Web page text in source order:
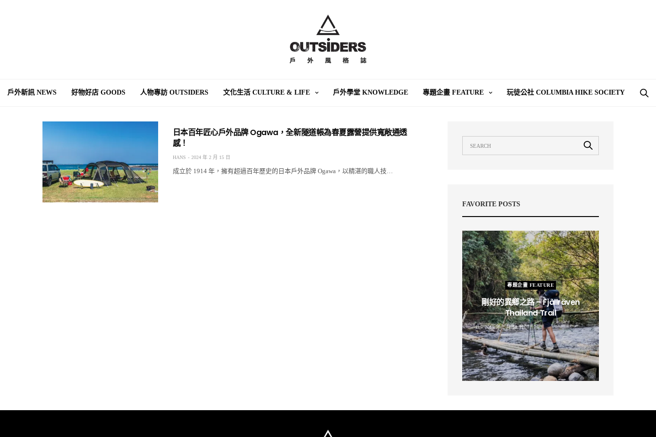
戶外新訊 NEWS 好物好店 GOODS 人物專訪 OUTSIDERS 文化生活 CULTURE & LIFE 戶外學堂 KNOWLEDGE 專題企畫 FEATURE 玩徒公社 COLUMBIA HIKE SOCIETY
日本百年匠心戶外品牌 Ogawa，全新隧道帳為春夏露營提供寬敞通透
感！
HANS 2024 年 2 月 15 日
成立於 1914 年，擁有超過百年歷史的日本戶外品牌 Ogawa，以精湛的職人技…
FAVORITE POSTS
專題企畫 FEATURE
剛好的異鄉之路 – Fjällräven
Thailand Trail
B 2019 年 2 月 12 日